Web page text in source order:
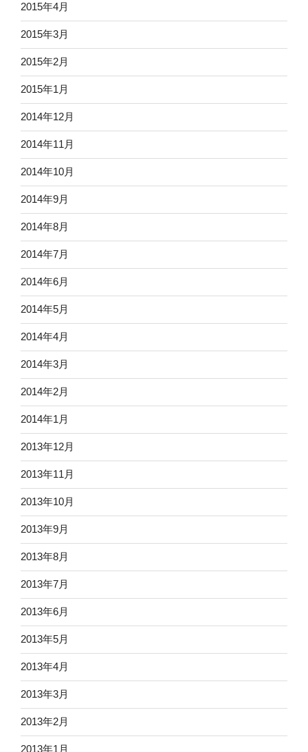
2015年4月
2015年3月
2015年2月
2015年1月
2014年12月
2014年11月
2014年10月
2014年9月
2014年8月
2014年7月
2014年6月
2014年5月
2014年4月
2014年3月
2014年2月
2014年1月
2013年12月
2013年11月
2013年10月
2013年9月
2013年8月
2013年7月
2013年6月
2013年5月
2013年4月
2013年3月
2013年2月
2013年1月